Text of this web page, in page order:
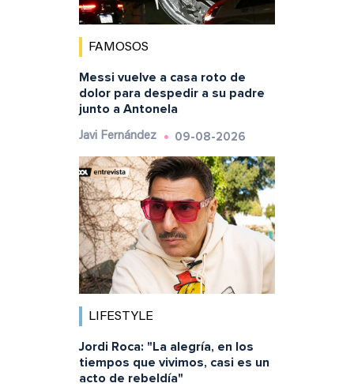
FAMOSOS
Messi vuelve a casa roto de
dolor para despedir a su padre
junto a Antonela
Javi Fernández 09-08-2026
LIFESTYLE
Jordi Roca: "La alegría, en los
tiempos que vivimos, casi es un
acto de rebeldía"